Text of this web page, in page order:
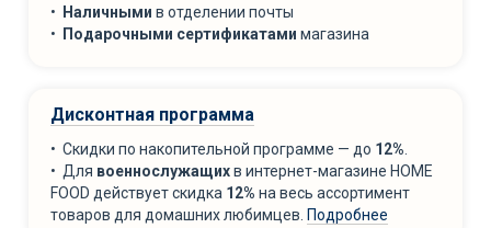
• Наличными в отделении почты
• Подарочными сертификатами магазина
Дисконтная программа
• Скидки по накопительной программе — до 12%
• Для военнослужащихв интернет-магазине HOME
FOOD действует скидка 12% на весь ассортимент
товаров для домашних любимцев. Подробнее